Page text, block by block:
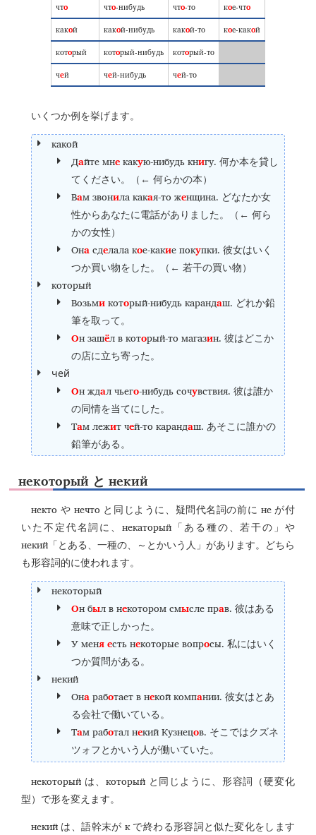
что что-нибудь что-то кое-что
какой какой-нибудь какой-то кое-какой
который который-нибудь который-то
чей чей-нибудь чей-то
いくつか例を挙げます。
какой
Дайте мнекакую-нибудь книгу. 何か本を貸し
てください。（← 何らかの本）
Вам звонила какая-то женщина. どなたか女
性からあなたに電話がありました。（← 何ら
かの女性）
Онасделала кое-какие покупки. 彼女はいく
つか買い物をした。（← 若干の買い物）
который
Возьмикоторый-нибудь карандаш. どれか鉛
筆を取って。
Он зашёл в который-то магазин. 彼はどこか
の店に立ち寄った。
чей
Он ждал чьего-нибудь сочувствия. 彼は誰か
の同情を当てにした。
Там лежит чей-то карандаш. あそこに誰かの
鉛筆がある。
некоторый と некий
некто や нечто と同じように、疑問代名詞の前に неが付
いた不定代名詞に、некаторый 「ある種の、若干の」や
некий 「とある、一種の、～とかいう人」があります。どちら
も形容詞的に使われます。
некоторый
Он был в некотором смысле прав. 彼はある
意味で正しかった。
У меняесть некоторые вопросы. 私にはいく
つか質問がある。
некий
Онаработает в некой компании. 彼女はとあ
る会社で働いている。
Там работал некий Кузнецов. そこではクズネ
ツォフとかいう人が働いていた。
некоторый は、 которыйと同じように、形容詞（硬変化
型）で形を変えます。
некий は、語幹末が к で終わる形容詞と似た変化をします